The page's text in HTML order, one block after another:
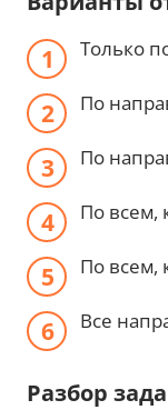
Только
По
По
По всем,
По всем,
Все
Разбор